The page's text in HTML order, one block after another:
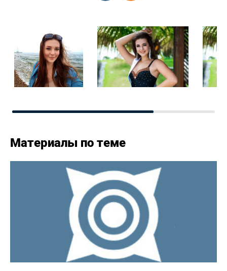
Материалы по теме